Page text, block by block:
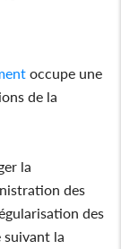
occupe une
de la
la
des
des
suivant la